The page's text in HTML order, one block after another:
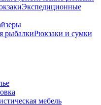
Экспедиционные
Рюкзаки и сумки
мебель